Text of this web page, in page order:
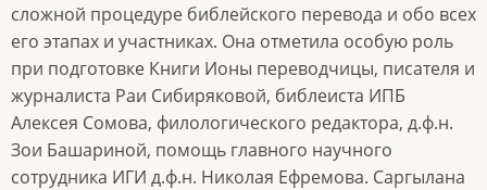
сложной процедуре библейского перевода и обо всех
его этапах и участниках. Она отметила особую роль
при подготовке Книги Ионы переводчицы, писателя и
журналиста Раи Сибиряковой, библеиста ИПБ
Алексея Сомова, филологического редактора, д.ф.н.
Зои Башариной, помощь главного научного
сотрудника ИГИ д.ф.н. Николая Ефремова. Саргылана